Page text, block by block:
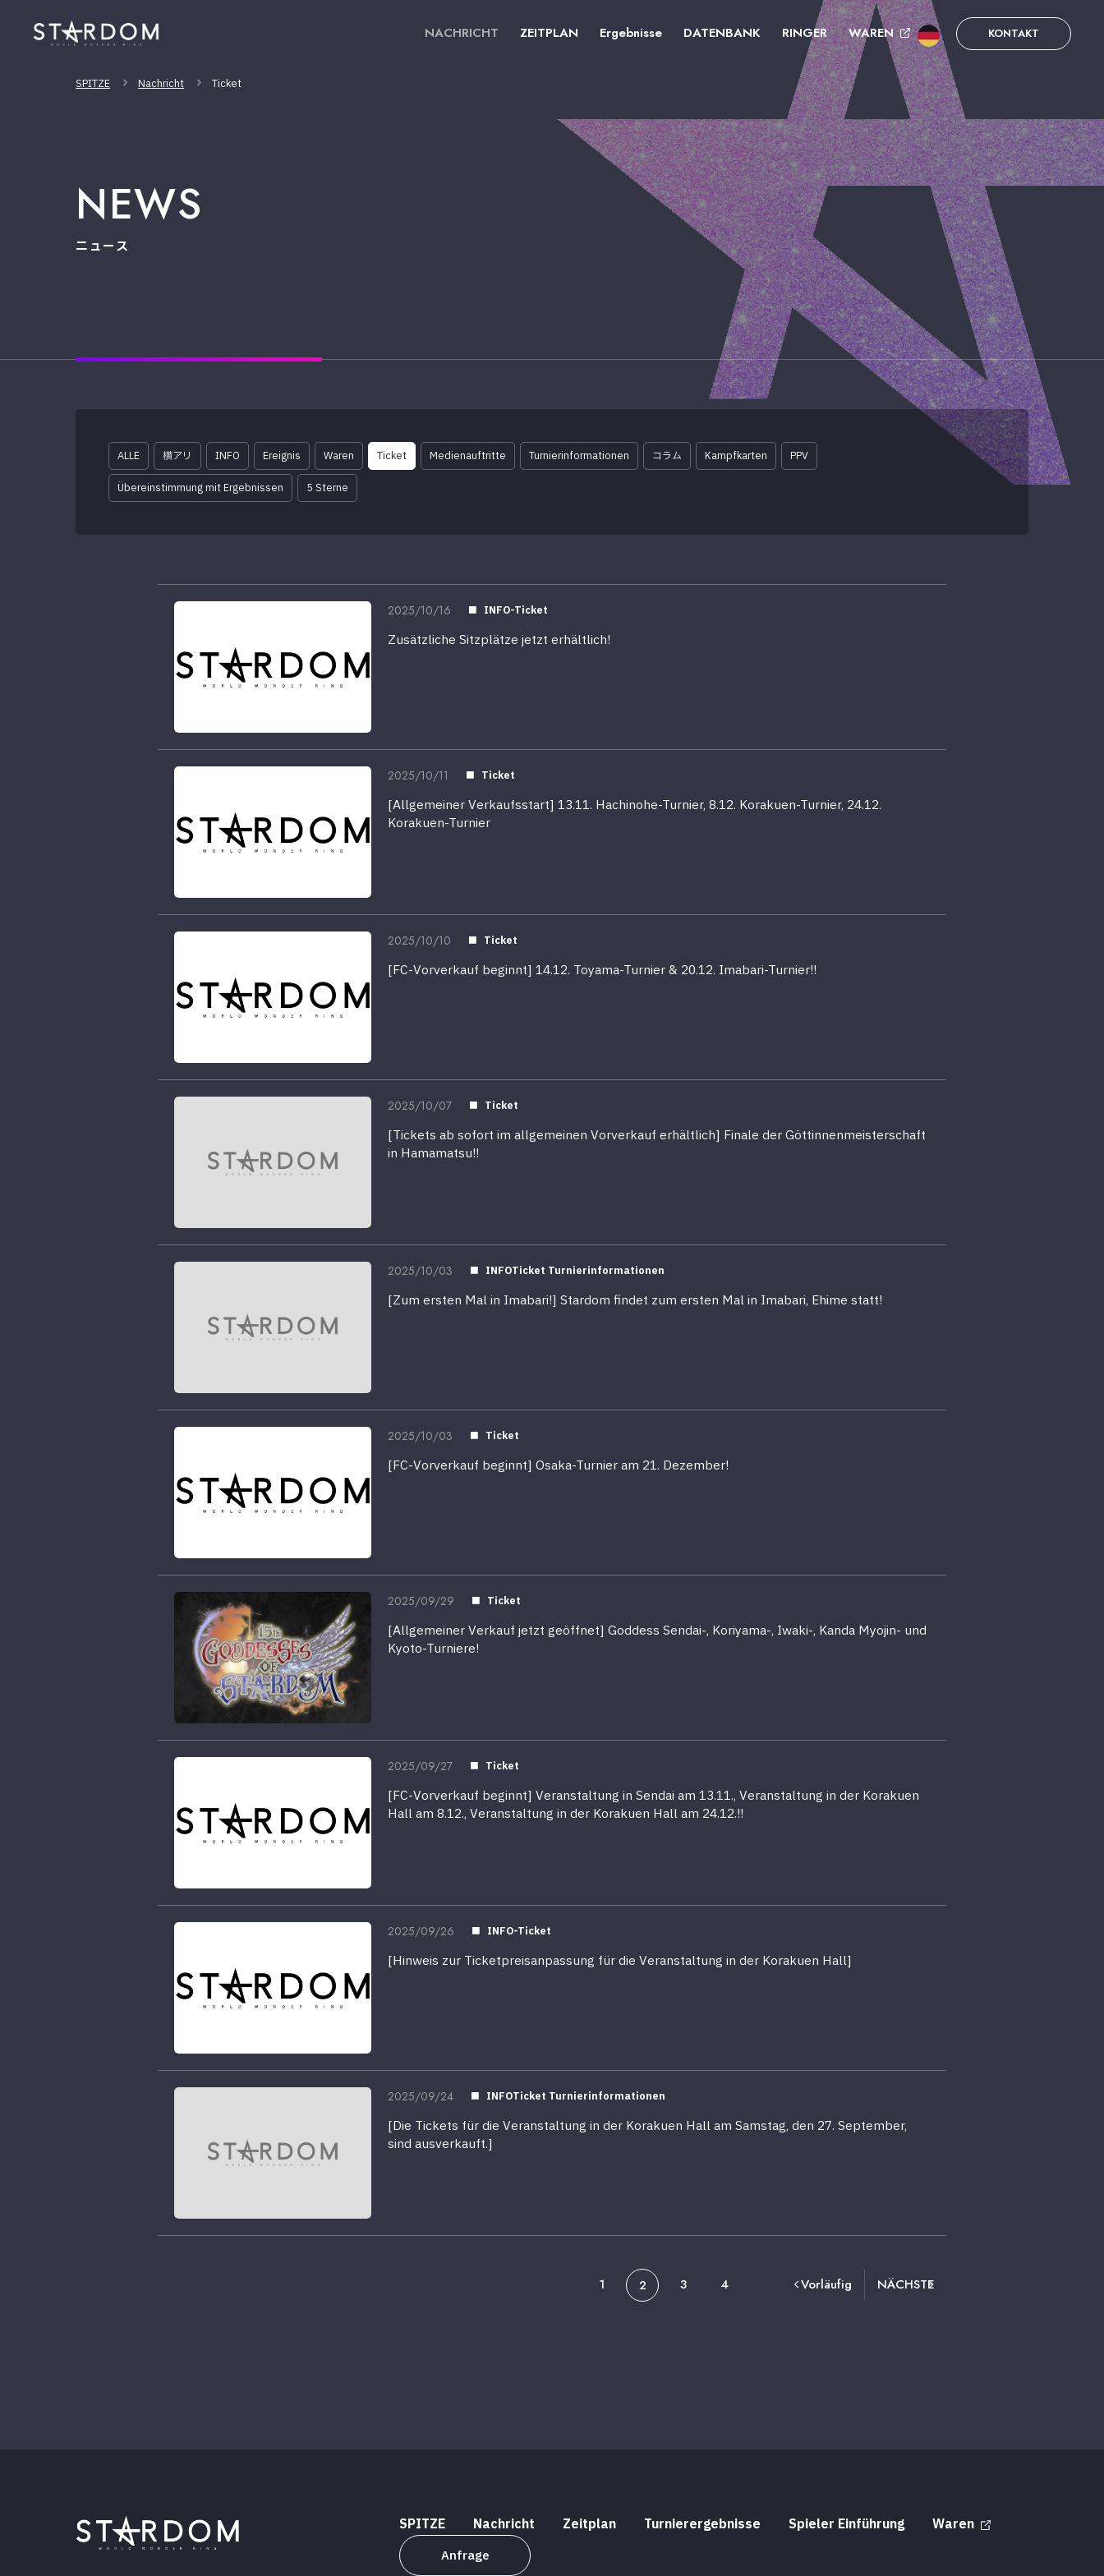
NACHRICHT ZEITPLAN Ergebnisse DATENBANK RINGER WAREN KONTAKT
SPITZE Nachricht Ticket
NEWS
ニュース
ALLE 横アリ INFO Ereignis Waren Ticket Medienauftritte Turnierinformationen コラム Kampfkarten PPV
Übereinstimmung mit Ergebnissen 5 Sterne
2025/10/16 INFO-Ticket
Zusätzliche Sitzplätze jetzt erhältlich!
2025/10/11 Ticket
[Allgemeiner Verkaufsstart] 13.11. Hachinohe-Turnier, 8.12. Korakuen-Turnier, 24.12.
Korakuen-Turnier
2025/10/10 Ticket
[FC-Vorverkauf beginnt] 14.12. Toyama-Turnier & 20.12. Imabari-Turnier!!
2025/10/07 Ticket
[Tickets ab sofort im allgemeinen Vorverkauf erhältlich] Finale der Göttinnenmeisterschaft
in Hamamatsu!!
2025/10/03 INFOTicket Turnierinformationen
[Zum ersten Mal in Imabari!] Stardom findet zum ersten Mal in Imabari, Ehime statt!
2025/10/03 Ticket
[FC-Vorverkauf beginnt] Osaka-Turnier am 21. Dezember!
2025/09/29 Ticket
[Allgemeiner Verkauf jetzt geöffnet] Goddess Sendai-, Koriyama-, Iwaki-, Kanda Myojin- und
Kyoto-Turniere!
2025/09/27 Ticket
[FC-Vorverkauf beginnt] Veranstaltung in Sendai am 13.11., Veranstaltung in der Korakuen
Hall am 8.12., Veranstaltung in der Korakuen Hall am 24.12.!!
2025/09/26 INFO-Ticket
[Hinweis zur Ticketpreisanpassung für die Veranstaltung in der Korakuen Hall]
2025/09/24 INFOTicket Turnierinformationen
[Die Tickets für die Veranstaltung in der Korakuen Hall am Samstag, den 27. September,
sind ausverkauft.]
1 2 3 4 Vorläufig NÄCHSTE
SPITZE Nachricht Zeitplan Turnierergebnisse Spieler Einführung Waren
Anfrage